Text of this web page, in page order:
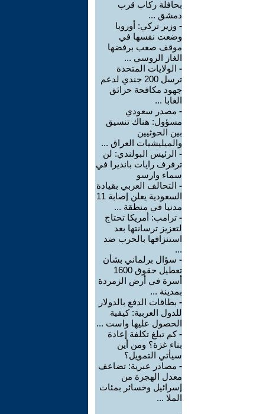
بحافلة ركاب قرب
دمشق ...
- وزير تركي: أوروبا
وضعت نفسها في
موقف صعب برفضها
الغاز الروسي ...
- الولايات المتحدة
ترسل 200 جندي لدعم
جهود مكافحة حرائق
الغابا ...
- مصدر سعودي
مسؤول: هناك تنسيق
بين الحوثيين
والميليشيات العراق ...
- الرئيس البولندي: لن
ترفرف رايات بانديرا في
سماء وارسو
- التحالف العربي بقيادة
السعودية يعلن إصابة 11
مدنيا في منطقة ...
- ترامب: أمريكا تحتاج
لتعزيز ترسانتها بعد
استنزافها بالحرب ضد
...
- سؤال برلماني بشأن
تعطيل حقوق 1600
أسرة في أرض الزمردة
بمدينة ...
- بطاقات الدفع بالدولار
للدول العربية: كيفية
الحصول عليها واست ...
-كم تبلغ تكلفة إعادة
بناء غزة؟ ومن أين
سيأتي التمويل؟
- مصادر عبرية: تضاعف
معدل الهجرة من
إسرائيل وخسائر بمئات
الملا ...